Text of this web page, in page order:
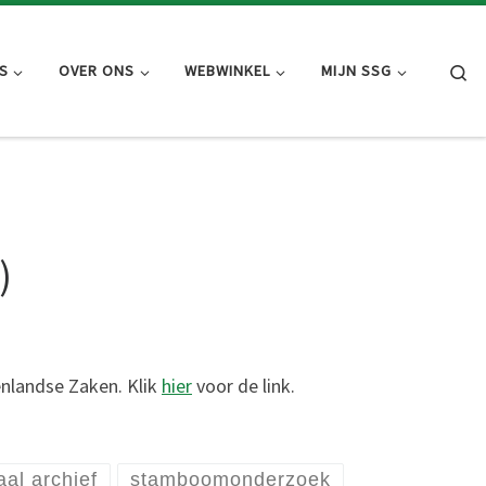
OVER ONS WEBWINKEL MIJN SSG
Zaken. Klik hiervoor de link.
archief stamboomonderzoek